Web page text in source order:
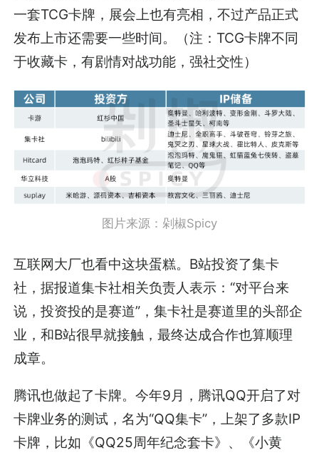
一套TCG卡牌，展会上也有亮相，不过产品正式
发布上市还需要一些时间。（注：TCG卡牌不同
于收藏卡，有剧情对战功能，强社交性）
图片来源：剁椒Spicy
互联网大厂也看中这块蛋糕。B站投资了集卡
社，据报道集卡社相关负责人表示：“对平台来
说，投资投的是赛道”，集卡社是赛道里的头部企
业，和B站很早就接触，最终达成合作也算顺理
成章。
腾讯也做起了卡牌。今年9月，腾讯QQ开启了对
卡牌业务的测试，名为“QQ集卡”，上架了多款IP
卡牌，比如《QQ25周年纪念套卡》、《小黄